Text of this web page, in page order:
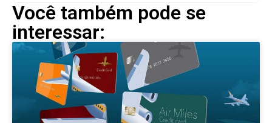
Você também pode se
interessar: